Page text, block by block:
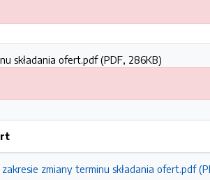
składania ofert.pdf (PDF, 286KB)
zakresie zmiany terminu składania ofert.pdf